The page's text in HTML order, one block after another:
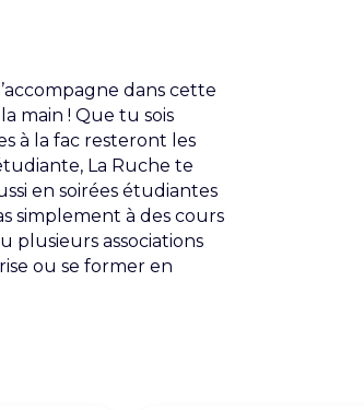
dans cette
main ! Que tu sois
à la fac resteront les
La Ruche te
en soirées étudiantes
simplement à des cours
plusieurs associations
ou se former en